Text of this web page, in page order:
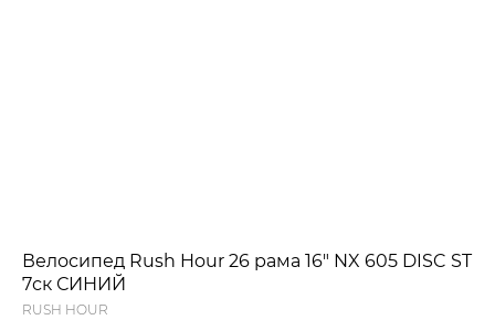
Велосипед Rush Hour 26 рама 16" NX 605 DISC ST
7ск СИНИЙ
RUSH HOUR